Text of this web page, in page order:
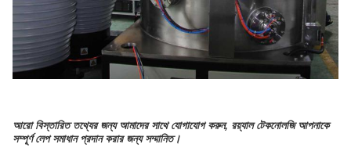
আরো বিস্তারিত তথ্যের জন্য আমাদের সাথে যোগাযোগ করুন, রয়্যাল টেকনোলজি আপনাকে
সম্পূর্ণ লেপ সমাধান প্রদান করার জন্য সম্মানিত।